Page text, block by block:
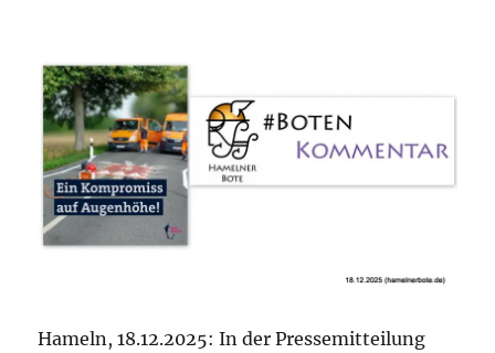
Hameln, 18.12.2025: In der Pressemitteilung